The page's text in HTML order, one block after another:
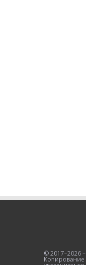
© 2017–2026
Копирование